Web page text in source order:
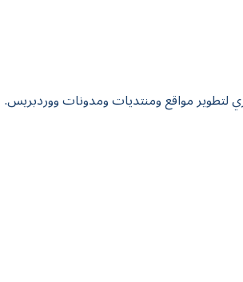
لتطوير مواقع ومنتديات ومدونات ووردبريس.